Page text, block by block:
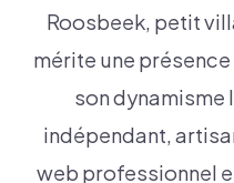
Roosbeek, petit
mérite une
son dynamisme
indépendant,
web professionnel